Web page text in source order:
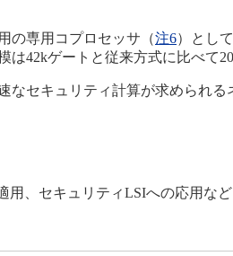
の専用コプロセッサ（注6）とし
は42kゲートと従来方式に比べて
なセキュリティ計算が求められ
、セキュリティLSIへの応用な